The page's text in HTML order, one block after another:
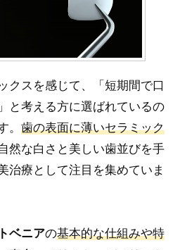
クスを感じて、「短期間で口
と考える方に選ばれているの
。 歯の表面に薄いセラミック
然な白さと美しい歯並びを手
治療として注目を集めていま
ベニアの基本的な仕組みや特